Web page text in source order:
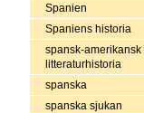
Spanien
Spaniens historia
spansk-amerikansk
litteraturhistoria
spanska
spanska sjukan